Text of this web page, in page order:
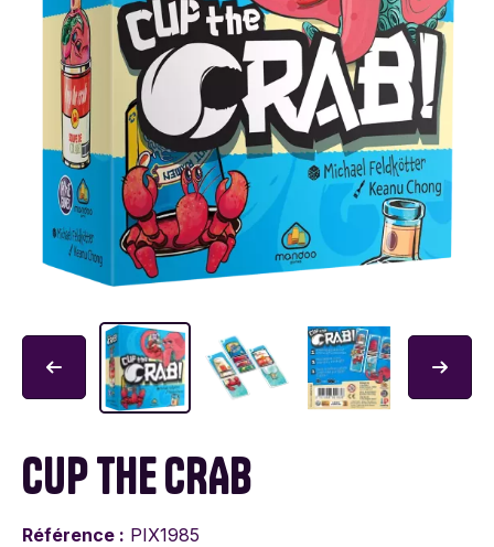
CUP THE CRAB
Référence : PIX1985